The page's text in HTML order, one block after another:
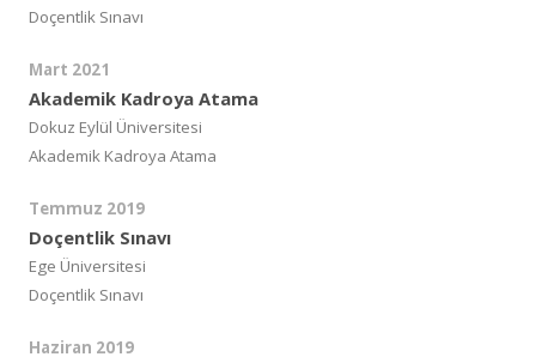
Doçentlik Sınavı
Mart 2021
Akademik Kadroya Atama
Dokuz Eylül Üniversitesi
Akademik Kadroya Atama
Temmuz 2019
Doçentlik Sınavı
Ege Üniversitesi
Doçentlik Sınavı
Haziran 2019